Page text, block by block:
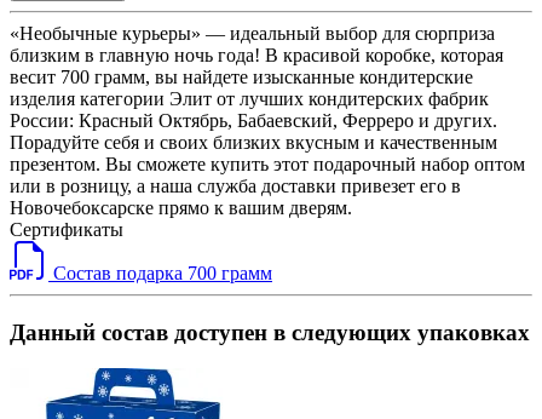
«Необычные курьеры» — идеальный выбор для сюрприза
близким в главную ночь года! В красивой коробке, которая
весит 700 грамм, вы найдете изысканные кондитерские
изделия категории Элит от лучших кондитерских фабрик
России: Красный Октябрь, Бабаевский, Ферреро и других.
Порадуйте себя и своих близких вкусным и качественным
презентом. Вы сможете купить этот подарочный набор оптом
или в розницу, а наша служба доставки привезет его в
Новочебоксарске прямо к вашим дверям.
Сертификаты
Состав подарка 700 грамм
Данный состав доступен в следующих упаковках